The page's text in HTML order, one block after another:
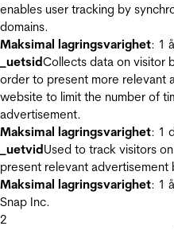
enables user tracking by
domains.
Maksimal lagringsvarighet: 1
_uetsidCollects data on visitor
order to present more relevant
website to limit the number of
advertisement.
Maksimal lagringsvarighet: 1
_uetvidUsed to track visitors
present relevant
Maksimal lagringsvarighet: 1
Snap Inc.
2